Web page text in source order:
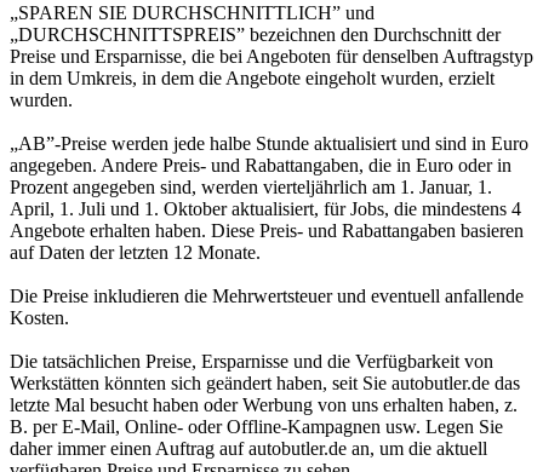
„SPAREN SIE DURCHSCHNITTLICH” und
„DURCHSCHNITTSPREIS” bezeichnen den Durchschnitt der
Preise und Ersparnisse, die bei Angeboten für denselben Auftragstyp
in dem Umkreis, in dem die Angebote eingeholt wurden, erzielt
wurden.
„AB”-Preise werden jede halbe Stunde aktualisiert und sind in Euro
angegeben. Andere Preis- und Rabattangaben, die in Euro oder in
Prozent angegeben sind, werden vierteljährlich am 1. Januar, 1.
April, 1. Juli und 1. Oktober aktualisiert, für Jobs, die mindestens 4
Angebote erhalten haben. Diese Preis- und Rabattangaben basieren
auf Daten der letzten 12 Monate.
Die Preise inkludieren die Mehrwertsteuer und eventuell anfallende
Kosten.
Die tatsächlichen Preise, Ersparnisse und die Verfügbarkeit von
Werkstätten könnten sich geändert haben, seit Sie autobutler.de das
letzte Mal besucht haben oder Werbung von uns erhalten haben, z.
B. per E-Mail, Online- oder Offline-Kampagnen usw. Legen Sie
daher immer einen Auftrag auf autobutler.de an, um die aktuell